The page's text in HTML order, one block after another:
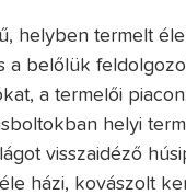
helyben termelt
a belőlük
a termelői
helyi
visszaidéző
házi, kovászolt